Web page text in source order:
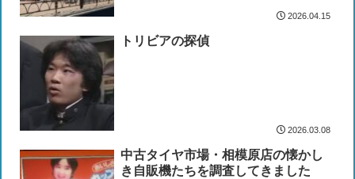
2026.04.15
トリビアの探偵
2026.03.08
中古タイヤ市場・相模原店の懐かし
き自販機たちを調査してきました